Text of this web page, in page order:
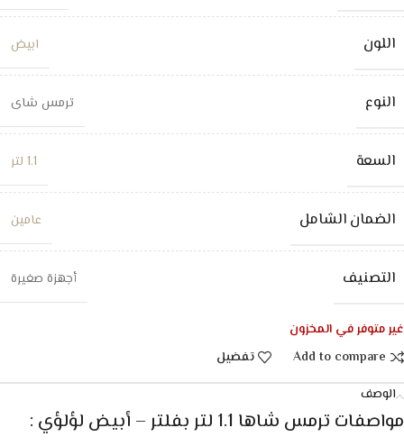
اللون ابيض
النوع ترمس شاى
السعة 1.1 لتر
الضمان الشامل عامين
التصنيف أجهزة صغيرة
غير متوفر في المخزون
Add to compare
تفضيل
الوصف
مواصفات ترمس شاها 1.1 لتر بفلتر – أبيض لؤلؤي :